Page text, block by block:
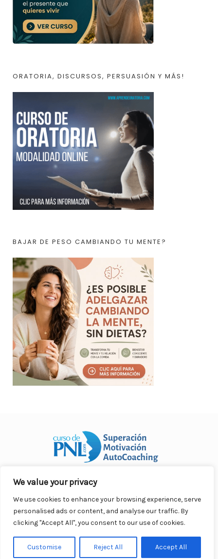
We value your privacy
We use cookies to enhance your browsing experience, serve
personalised ads or content, and analyse our traffic. By
clicking "Accept All", you consent to our use of cookies.
Customise Reject All Accept All
ORATORIA, DISCURSOS, PERSUASIÓN Y MÁS!
BAJAR DE PESO CAMBIANDO TU MENTE?
Curso Práctico de PNL a distancia
derechos reservados.
Contacto |
Privacidad | Términos Legales |
Antispam |
Responsabilidad